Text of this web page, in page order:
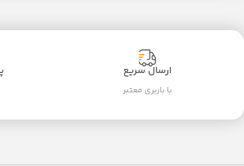
ارسال سریع
با باربری معتبر